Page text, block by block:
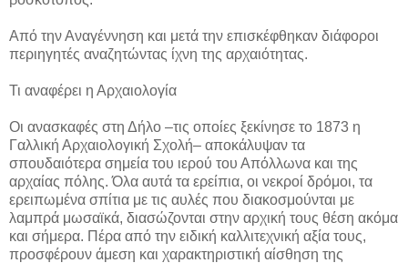
Από την Αναγέννηση και μετά την επισκέφθηκαν διάφοροι
περιηγητές αναζητώντας ίχνη της αρχαιότητας.
Τι αναφέρει η Αρχαιολογία
Οι ανασκαφές στη Δήλο –τις οποίες ξεκίνησε το 1873 η
Γαλλική Αρχαιολογική Σχολή– αποκάλυψαν τα
σπουδαιότερα σημεία του ιερού του Απόλλωνα και της
αρχαίας πόλης. Όλα αυτά τα ερείπια, οι νεκροί δρόμοι, τα
ερειπωμένα σπίτια με τις αυλές που διακοσμούνται με
λαμπρά μωσαϊκά, διασώζονται στην αρχική τους θέση ακόμα
και σήμερα. Πέρα από την ειδική καλλιτεχνική αξία τους,
προσφέρουν άμεση και χαρακτηριστική αίσθηση της